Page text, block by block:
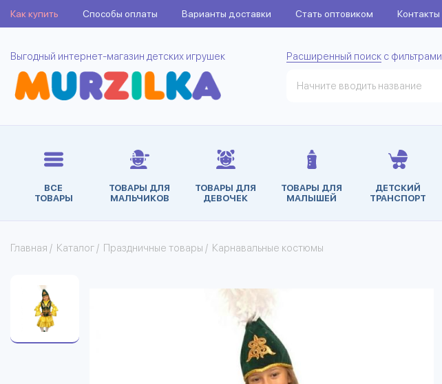
Как купить Способы оплаты Варианты доставки Стать оптовиком Контакты
Выгодный интернет-магазин детских игрушек Расширенный поиск с фильтрами
ВСЕ
ТОВАРЫ
ТОВАРЫ ДЛЯ
МАЛЬЧИКОВ
ТОВАРЫ ДЛЯ
ДЕВОЧЕК
ТОВАРЫ ДЛЯ
МАЛЫШЕЙ
ДЕТСКИЙ
ТРАНСПОРТ
Главная / Каталог / Праздничные товары / Карнавальные костюмы